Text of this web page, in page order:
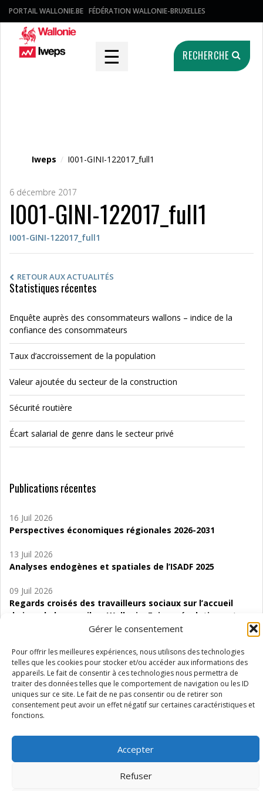
Gérer le consentement
Pour offrir les meilleures expériences, nous utilisons des technologies
telles que les cookies pour stocker et/ou accéder aux informations des
appareils. Le fait de consentir à ces technologies nous permettra de
traiter des données telles que le comportement de navigation ou les ID
uniques sur ce site. Le fait de ne pas consentir ou de retirer son
consentement peut avoir un effet négatif sur certaines caractéristiques et
fonctions.
Accepter
Refuser
PORTAIL WALLONIE.BE FÉDÉRATION WALLONIE-BRUXELLES
☰ RECHERCHE
Iweps / I001-GINI-122017_full1
6 décembre 2017
I001-GINI-122017_full1
I001-GINI-122017_full1
RETOUR AUX ACTUALITÉS
Statistiques récentes
Enquête auprès des consommateurs wallons – indice de la
confiance des consommateurs
Taux d’accroissement de la population
Valeur ajoutée du secteur de la construction
Sécurité routière
Écart salarial de genre dans le secteur privé
Publications récentes
16 Juil 2026
Perspectives économiques régionales 2026-2031
13 Juil 2026
Analyses endogènes et spatiales de l’ISADF 2025
09 Juil 2026
Regards croisés des travailleurs sociaux sur l’accueil
de jour de bas seuil en Wallonie. Enjeux, évolutions et
06 Juil 2026
Étude d’évaluabilité des Structures
d’accompagnement à l’autocréation d’emploi (SAACE)
01 Juil 2026
Pénurie du personnel infirmier :quels indicateurs
Wallonie ?